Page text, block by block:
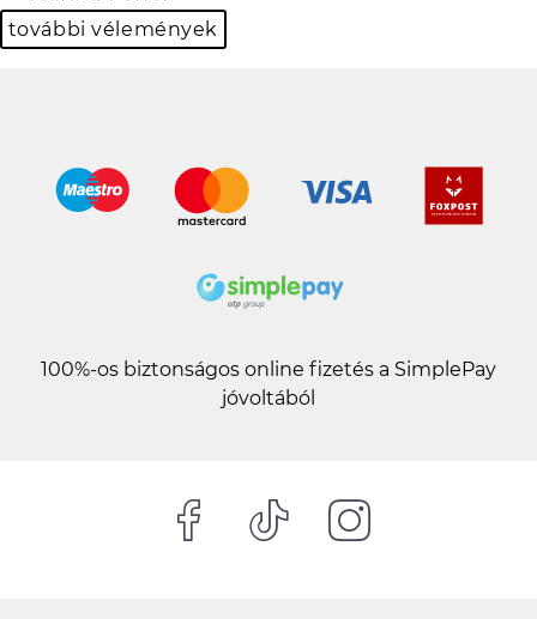
további vélemények
100%-os biztonságos online fizetés a SimplePay
jóvoltából